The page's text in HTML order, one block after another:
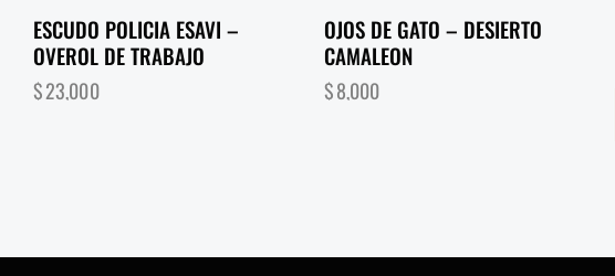
ESCUDO POLICIA ESAVI –
OVEROL DE TRABAJO
$23,000
OJOS DE GATO – DESIERTO
CAMALEON
$8,000